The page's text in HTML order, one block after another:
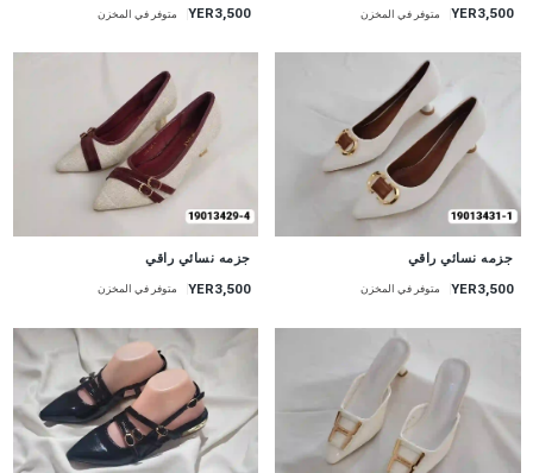
YER3,500 متوفر في المخزن YER3,500 متوفر في المخزن
جزمه نسائي راقي
YER3,500 متوفر في المخزن
جزمه نسائي راقي
YER3,500 متوفر في المخزن